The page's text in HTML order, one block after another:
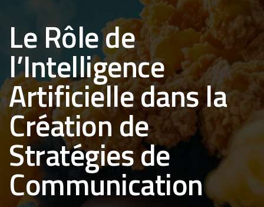
Le Rôle de
l’Intelligence
Artificielle dans la
Création de
Stratégies de
Communication